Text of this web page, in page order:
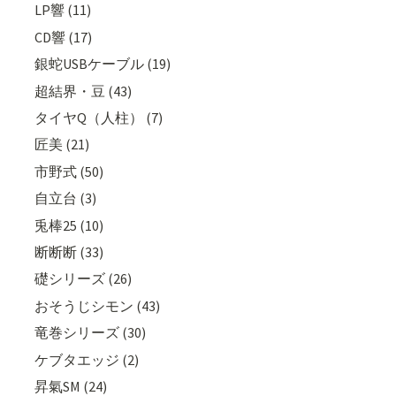
LP響 (11)
CD響 (17)
銀蛇USBケーブル (19)
超結界・豆 (43)
タイヤQ（人柱） (7)
匠美 (21)
市野式 (50)
自立台 (3)
兎棒25 (10)
断断断 (33)
礎シリーズ (26)
おそうじシモン (43)
竜巻シリーズ (30)
ケブタエッジ (2)
昇氣SM (24)